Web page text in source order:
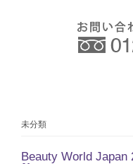
未分類
Beauty World